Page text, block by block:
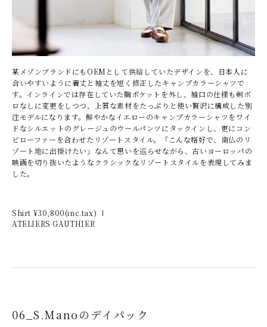
某メゾンブランドにもOEMとして供給していたデザインを、日本人に
合いやすいように着丈と袖丈を短く修正したキャンプカラーシャツで
す。インラインでは存在していた胸ポケットを外し、袖口の仕様も剣ボ
ロなしに変更をしつつ、上質な素材をたっぷりと使い贅沢に構成した別
注モデルになります。鮮やかなイエローのキャンプカラーシャツをワイ
ドなシルエットのグレージュのウールパンツにタックインし、更にコン
ビローファーを合わせたリゾートスタイル。「こんな格好で、南仏のリ
ゾート地に出掛けたい」なんて思いを巡らせながら、古いヨーロッパの
映画を切り抜いたようなクラシックなリゾートスタイルを表現してみま
した。
Shirt ¥30,800(inc.tax)
ATELIERS GAUTHIER
06_S.Manoのデイパック